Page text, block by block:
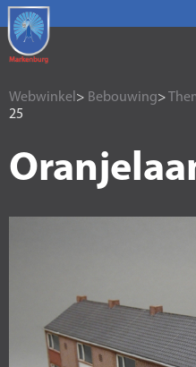
Webwinkel > Bebouwing>
25